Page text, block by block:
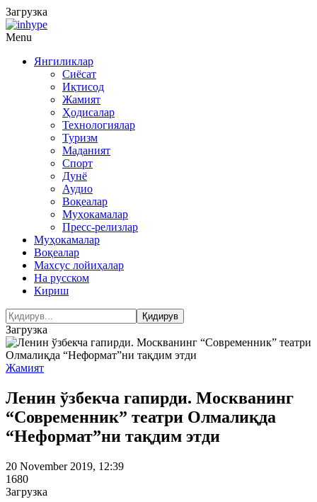
Загрузка
Menu
Янгиликлар
Сиёсат
Иқтисод
Жамият
Ҳодисалар
Технологиялар
Туризм
Маданият
Спорт
Дунё
Аудио
Воқеалар
Муҳокамалар
Пресс-релизлар
Муҳокамалар
Воқеалар
Махсус лойиҳалар
На русском
Кириш
Загрузка
Жамият
Ленин ўзбекча гапирди. Москванинг
“Современник” театри Олмалиқда
“Неформат”ни тақдим этди
20 November 2019, 12:39
1680
Загрузка